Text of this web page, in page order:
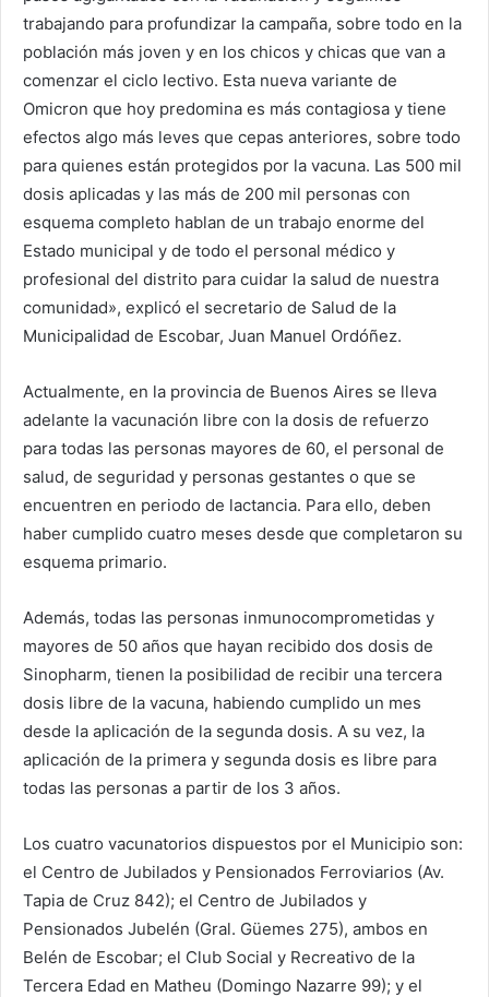
trabajando para profundizar la campaña, sobre todo en la
población más joven y en los chicos y chicas que van a
comenzar el ciclo lectivo. Esta nueva variante de
Omicron que hoy predomina es más contagiosa y tiene
efectos algo más leves que cepas anteriores, sobre todo
para quienes están protegidos por la vacuna. Las 500 mil
dosis aplicadas y las más de 200 mil personas con
esquema completo hablan de un trabajo enorme del
Estado municipal y de todo el personal médico y
profesional del distrito para cuidar la salud de nuestra
comunidad», explicó el secretario de Salud de la
Municipalidad de Escobar, Juan Manuel Ordóñez.
Actualmente, en la provincia de Buenos Aires se lleva
adelante la vacunación libre con la dosis de refuerzo
para todas las personas mayores de 60, el personal de
salud, de seguridad y personas gestantes o que se
encuentren en periodo de lactancia. Para ello, deben
haber cumplido cuatro meses desde que completaron su
esquema primario.
Además, todas las personas inmunocomprometidas y
mayores de 50 años que hayan recibido dos dosis de
Sinopharm, tienen la posibilidad de recibir una tercera
dosis libre de la vacuna, habiendo cumplido un mes
desde la aplicación de la segunda dosis. A su vez, la
aplicación de la primera y segunda dosis es libre para
todas las personas a partir de los 3 años.
Los cuatro vacunatorios dispuestos por el Municipio son:
el Centro de Jubilados y Pensionados Ferroviarios (Av.
Tapia de Cruz 842); el Centro de Jubilados y
Pensionados Jubelén (Gral. Güemes 275), ambos en
Belén de Escobar; el Club Social y Recreativo de la
Tercera Edad en Matheu (Domingo Nazarre 99); y el